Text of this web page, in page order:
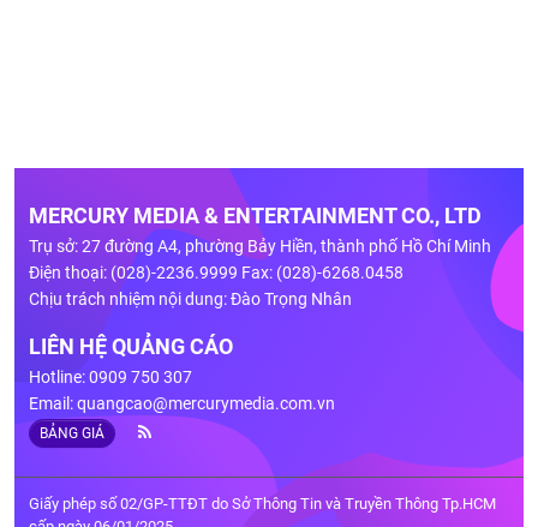
MERCURY MEDIA & ENTERTAINMENT CO., LTD
Trụ sở: 27 đường A4, phường Bảy Hiền, thành phố Hồ Chí Minh
Điện thoại: (028)-2236.9999 Fax: (028)-6268.0458
Chịu trách nhiệm nội dung: Đào Trọng Nhân
LIÊN HỆ QUẢNG CÁO
Hotline: 0909 750 307
Email:quangcao@mercurymedia.com.vn
BẢNG GIÁ
Giấy phép số 02/GP-TTĐT do Sở Thông Tin và Truyền Thông Tp.HCM